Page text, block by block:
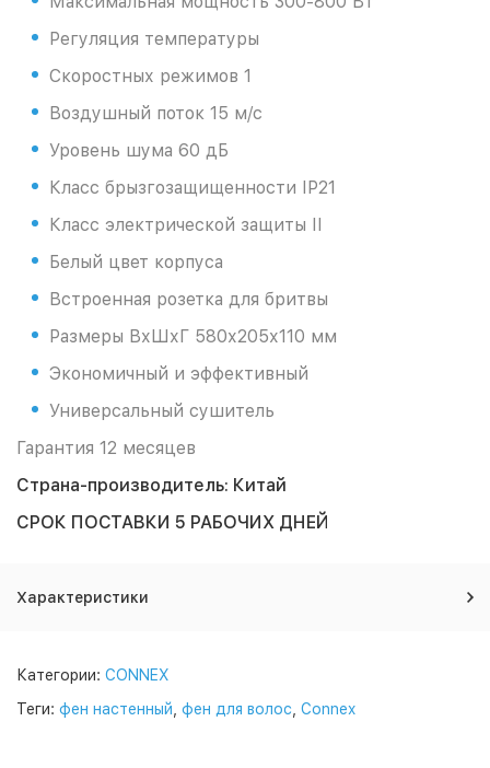
Регуляция температуры
Скоростных режимов 1
Воздушный поток 15 м/с
Уровень шума 60 дБ
Класс брызгозащищенности IP21
Класс электрической защиты II
Белый цвет корпуса
Встроенная розетка для бритвы
Размеры ВхШхГ 580х205х110 мм
Экономичный и эффективный
Универсальный сушитель
Гарантия 12 месяцев
Страна-производитель: Китай
СРОК ПОСТАВКИ 5 РАБОЧИХ ДНЕЙ
Характеристики
Категории: CONNEX
Теги: фен настенный фен для волос Connex